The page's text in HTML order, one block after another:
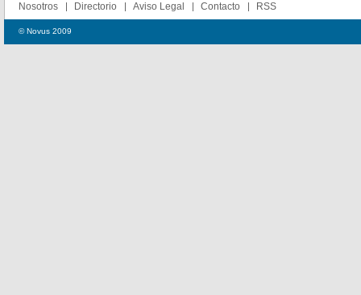
Nosotros Directorio Aviso Legal Contacto RSS
© Novus 2009